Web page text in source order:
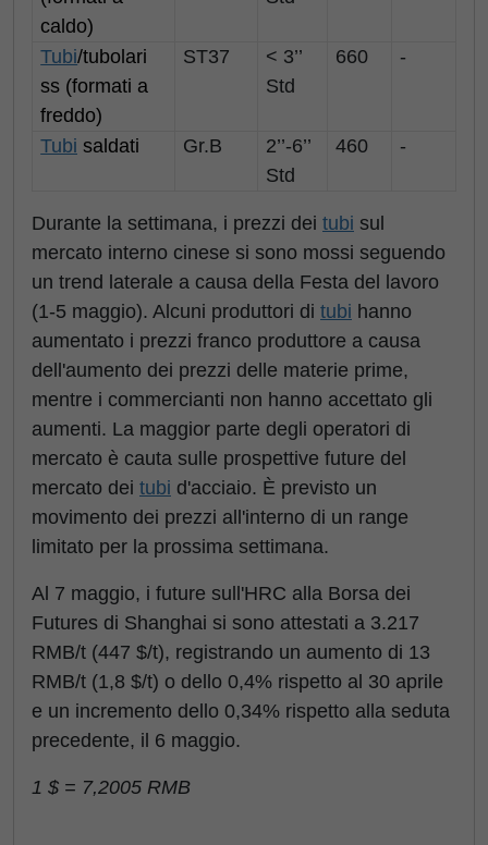
caldo)
Tubi/tubolari
ss (formati a
freddo)
ST37
< 3’’
Std
660 -
Tubi saldati Gr.B
2’’-6’’
Std
460 -
Durante la settimana, i prezzi dei tubi sul
mercato interno cinese si sono mossi seguendo
un trend laterale a causa della Festa del lavoro
(1-5 maggio). Alcuni produttori di tubi hanno
aumentato i prezzi franco produttore a causa
dell'aumento dei prezzi delle materie prime,
mentre i commercianti non hanno accettato gli
aumenti. La maggior parte degli operatori di
mercato è cauta sulle prospettive future del
mercato dei tubi d'acciaio. È previsto un
movimento dei prezzi all'interno di un range
limitato per la prossima settimana.
Al 7 maggio, i future sull'HRC alla Borsa dei
Futures di Shanghai si sono attestati a 3.217
RMB/t (447 $/t), registrando un aumento di 13
RMB/t (1,8 $/t) o dello 0,4% rispetto al 30 aprile
e un incremento dello 0,34% rispetto alla seduta
precedente, il 6 maggio.
1 $ = 7,2005 RMB